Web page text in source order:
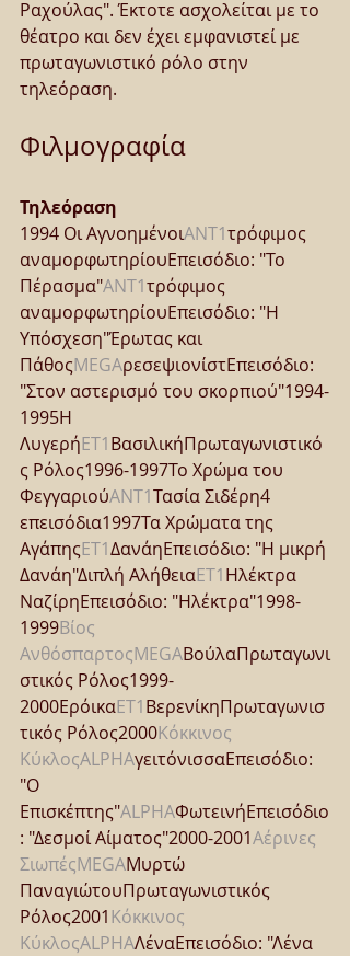
Ραχούλας". Έκτοτε ασχολείται με το
θέατρο και δεν έχει εμφανιστεί με
πρωταγωνιστικό ρόλο στην
τηλεόραση.
Φιλμογραφία
Τηλεόραση
1994 Οι ΑγνοημένοιANT1τρόφιμος
αναμορφωτηρίουΕπεισόδιο: "Το
Πέρασμα"ANT1τρόφιμος
αναμορφωτηρίουΕπεισόδιο: "Η
Υπόσχεση"Έρωτας και
ΠάθοςMEGAρεσεψιονίστΕπεισόδιο:
"Στον αστερισμό του σκορπιού"1994-
1995Η
ΛυγερήΕΤ1ΒασιλικήΠρωταγωνιστικό
ς Ρόλος1996-1997Το Χρώμα του
ΦεγγαριούANT1Τασία Σιδέρη4
επεισόδια1997Τα Χρώματα της
ΑγάπηςΕΤ1ΔανάηΕπεισόδιο: "Η μικρή
Δανάη"Διπλή ΑλήθειαΕΤ1Ηλέκτρα
ΝαζίρηΕπεισόδιο: "Ηλέκτρα"1998-
1999Βίος
ΑνθόσπαρτοςMEGAΒούλαΠρωταγωνι
στικός Ρόλος1999-
2000ΕρόικαΕΤ1ΒερενίκηΠρωταγωνισ
τικός Ρόλος2000Κόκκινος
ΚύκλοςALPHAγειτόνισσαΕπεισόδιο:
"Ο
Επισκέπτης"ALPHAΦωτεινήΕπεισόδιο
: "Δεσμοί Αίματος"2000-2001Αέρινες
ΣιωπέςMEGAΜυρτώ
ΠαναγιώτουΠρωταγωνιστικός
Ρόλος2001Κόκκινος
ΚύκλοςALPHAΛέναΕπεισόδιο: "Λένα